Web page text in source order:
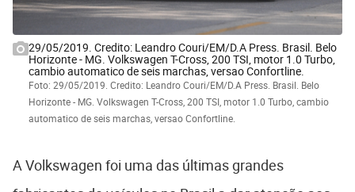
29/05/2019. Credito: Leandro Couri/EM/D.A Press. Brasil. Belo
Horizonte - MG. Volkswagen T-Cross, 200 TSI, motor 1.0 Turbo,
cambio automatico de seis marchas, versao Confortline.
Foto: 29/05/2019. Credito: Leandro Couri/EM/D.A Press. Brasil. Belo
Horizonte - MG. Volkswagen T-Cross, 200 TSI, motor 1.0 Turbo, cambio
automatico de seis marchas, versao Confortline.
A Volkswagen foi uma das últimas grandes